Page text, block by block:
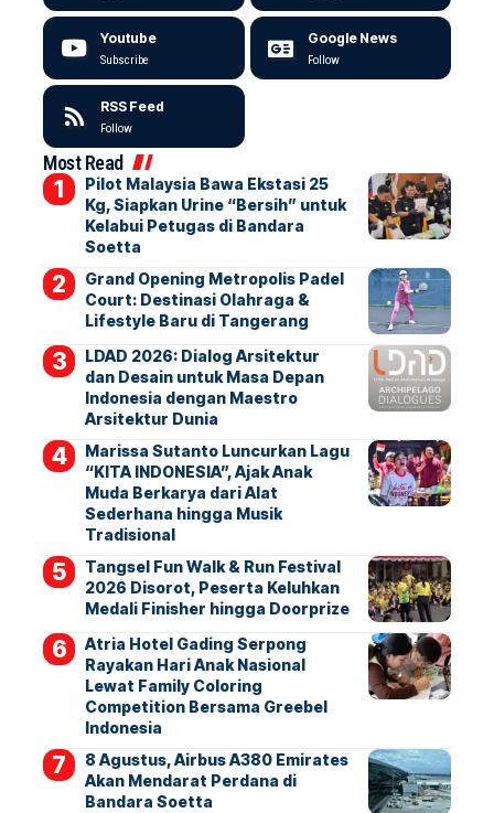
Youtube
Subscribe
Google News
Follow
RSS Feed
Follow
Most Read
Pilot Malaysia Bawa Ekstasi 25
Kg, Siapkan Urine “Bersih” untuk
Kelabui Petugas di Bandara
Soetta
Grand Opening Metropolis Padel
Court: Destinasi Olahraga &
Lifestyle Baru di Tangerang
LDAD 2026: Dialog Arsitektur
dan Desain untuk Masa Depan
Indonesia dengan Maestro
Arsitektur Dunia
Marissa Sutanto Luncurkan Lagu
“KITA INDONESIA”, Ajak Anak
Muda Berkarya dari Alat
Sederhana hingga Musik
Tradisional
Tangsel Fun Walk & Run Festival
2026 Disorot, Peserta Keluhkan
Medali Finisher hingga Doorprize
Atria Hotel Gading Serpong
Rayakan Hari Anak Nasional
Lewat Family Coloring
Competition Bersama Greebel
Indonesia
8 Agustus, Airbus A380 Emirates
Akan Mendarat Perdana di
Bandara Soetta